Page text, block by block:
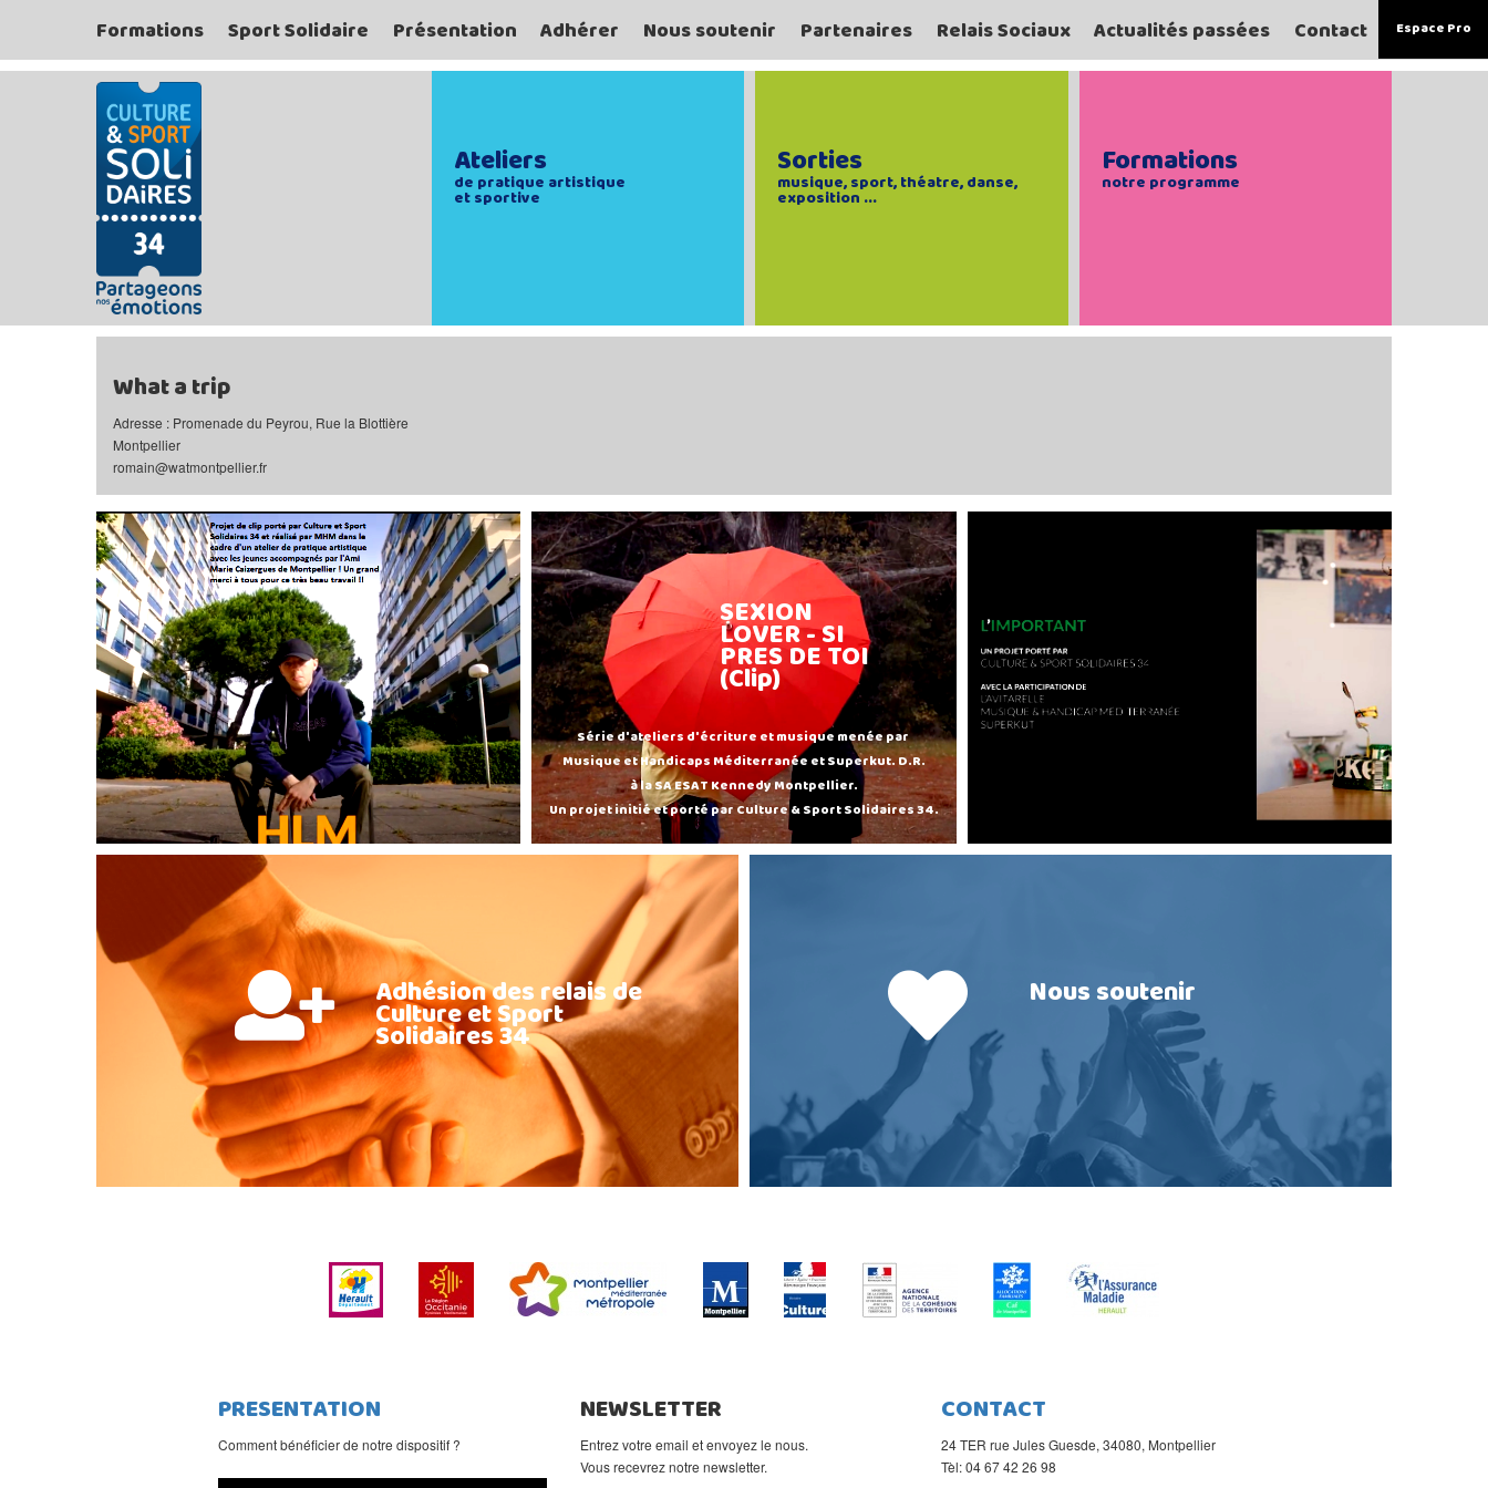
Espace Pro
Formations Sport Solidaire Présentation Adhérer Nous soutenir Partenaires Relais Sociaux Actualités passées Contact
Ateliers
de pratique artistique
et sportive
Sorties
musique, sport, théatre, danse,
exposition ...
Formations
notre programme
What a trip
Adresse : Promenade du Peyrou, Rue la Blottière
Montpellier
romain@watmontpellier.fr
SEXION
LOVER - SI
PRES DE TOI
(Clip)
Série d'ateliers d'écriture et musique menée par
Musique et Handicaps Méditerranée et Superkut. D.R.
à la SA ESAT Kennedy Montpellier.
Un projet initié et porté par Culture & Sport Solidaires 34.
Adhésion des relais de
Culture et Sport
Solidaires 34
Nous soutenir
PRESENTATION
Comment bénéficier de notre dispositif ?
NEWSLETTER
Entrez votre email et envoyez le nous.
Vous recevrez notre newsletter.
CONTACT
24 TER rue Jules Guesde, 34080, Montpellier
Tèl: 04 67 42 26 98